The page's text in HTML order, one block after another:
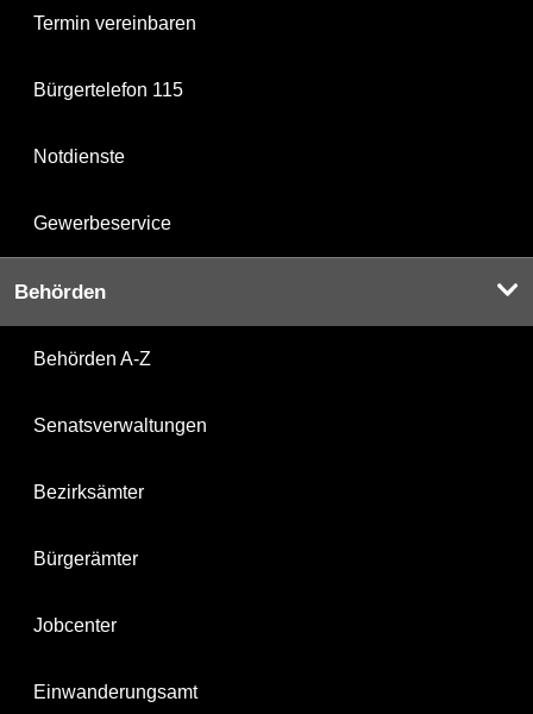
Termin vereinbaren
Bürgertelefon 115
Notdienste
Gewerbeservice
Behörden
Behörden A-Z
Senatsverwaltungen
Bezirksämter
Bürgerämter
Jobcenter
Einwanderungsamt